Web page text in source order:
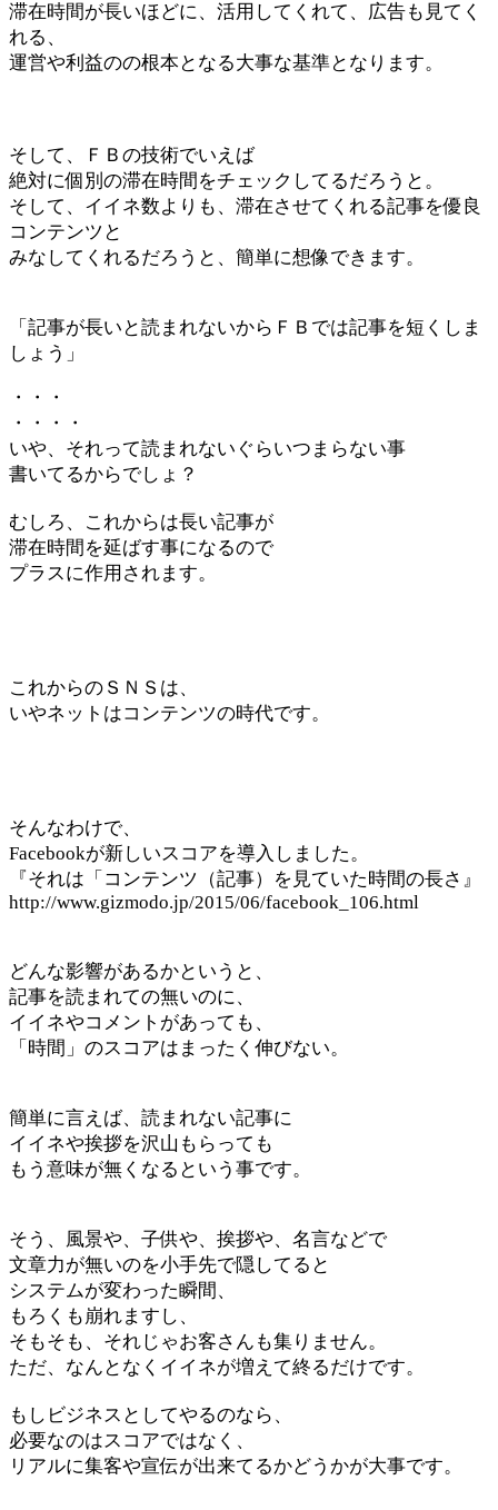
滞在時間が長いほどに、活用してくれて、広告も見てく
れる、
運営や利益のの根本となる大事な基準となります。
そして、ＦＢの技術でいえば
絶対に個別の滞在時間をチェックしてるだろうと。
そして、イイネ数よりも、滞在させてくれる記事を優良
コンテンツと
みなしてくれるだろうと、簡単に想像できます。
「記事が長いと読まれないからＦＢでは記事を短くしま
しょう」
・・・
・・・・
いや、それって読まれないぐらいつまらない事
書いてるからでしょ？
むしろ、これからは長い記事が
滞在時間を延ばす事になるので
プラスに作用されます。
これからのＳＮＳは、
いやネットはコンテンツの時代です。
そんなわけで、
Facebookが新しいスコアを導入しました。
『それは「コンテンツ（記事）を見ていた時間の長さ』
http://www.gizmodo.jp/2015/06/facebook_106.html
どんな影響があるかというと、
記事を読まれての無いのに、
イイネやコメントがあっても、
「時間」のスコアはまったく伸びない。
簡単に言えば、読まれない記事に
イイネや挨拶を沢山もらっても
もう意味が無くなるという事です。
そう、風景や、子供や、挨拶や、名言などで
文章力が無いのを小手先で隠してると
システムが変わった瞬間、
もろくも崩れますし、
そもそも、それじゃお客さんも集りません。
ただ、なんとなくイイネが増えて終るだけです。
もしビジネスとしてやるのなら、
必要なのはスコアではなく、
リアルに集客や宣伝が出来てるかどうかが大事です。